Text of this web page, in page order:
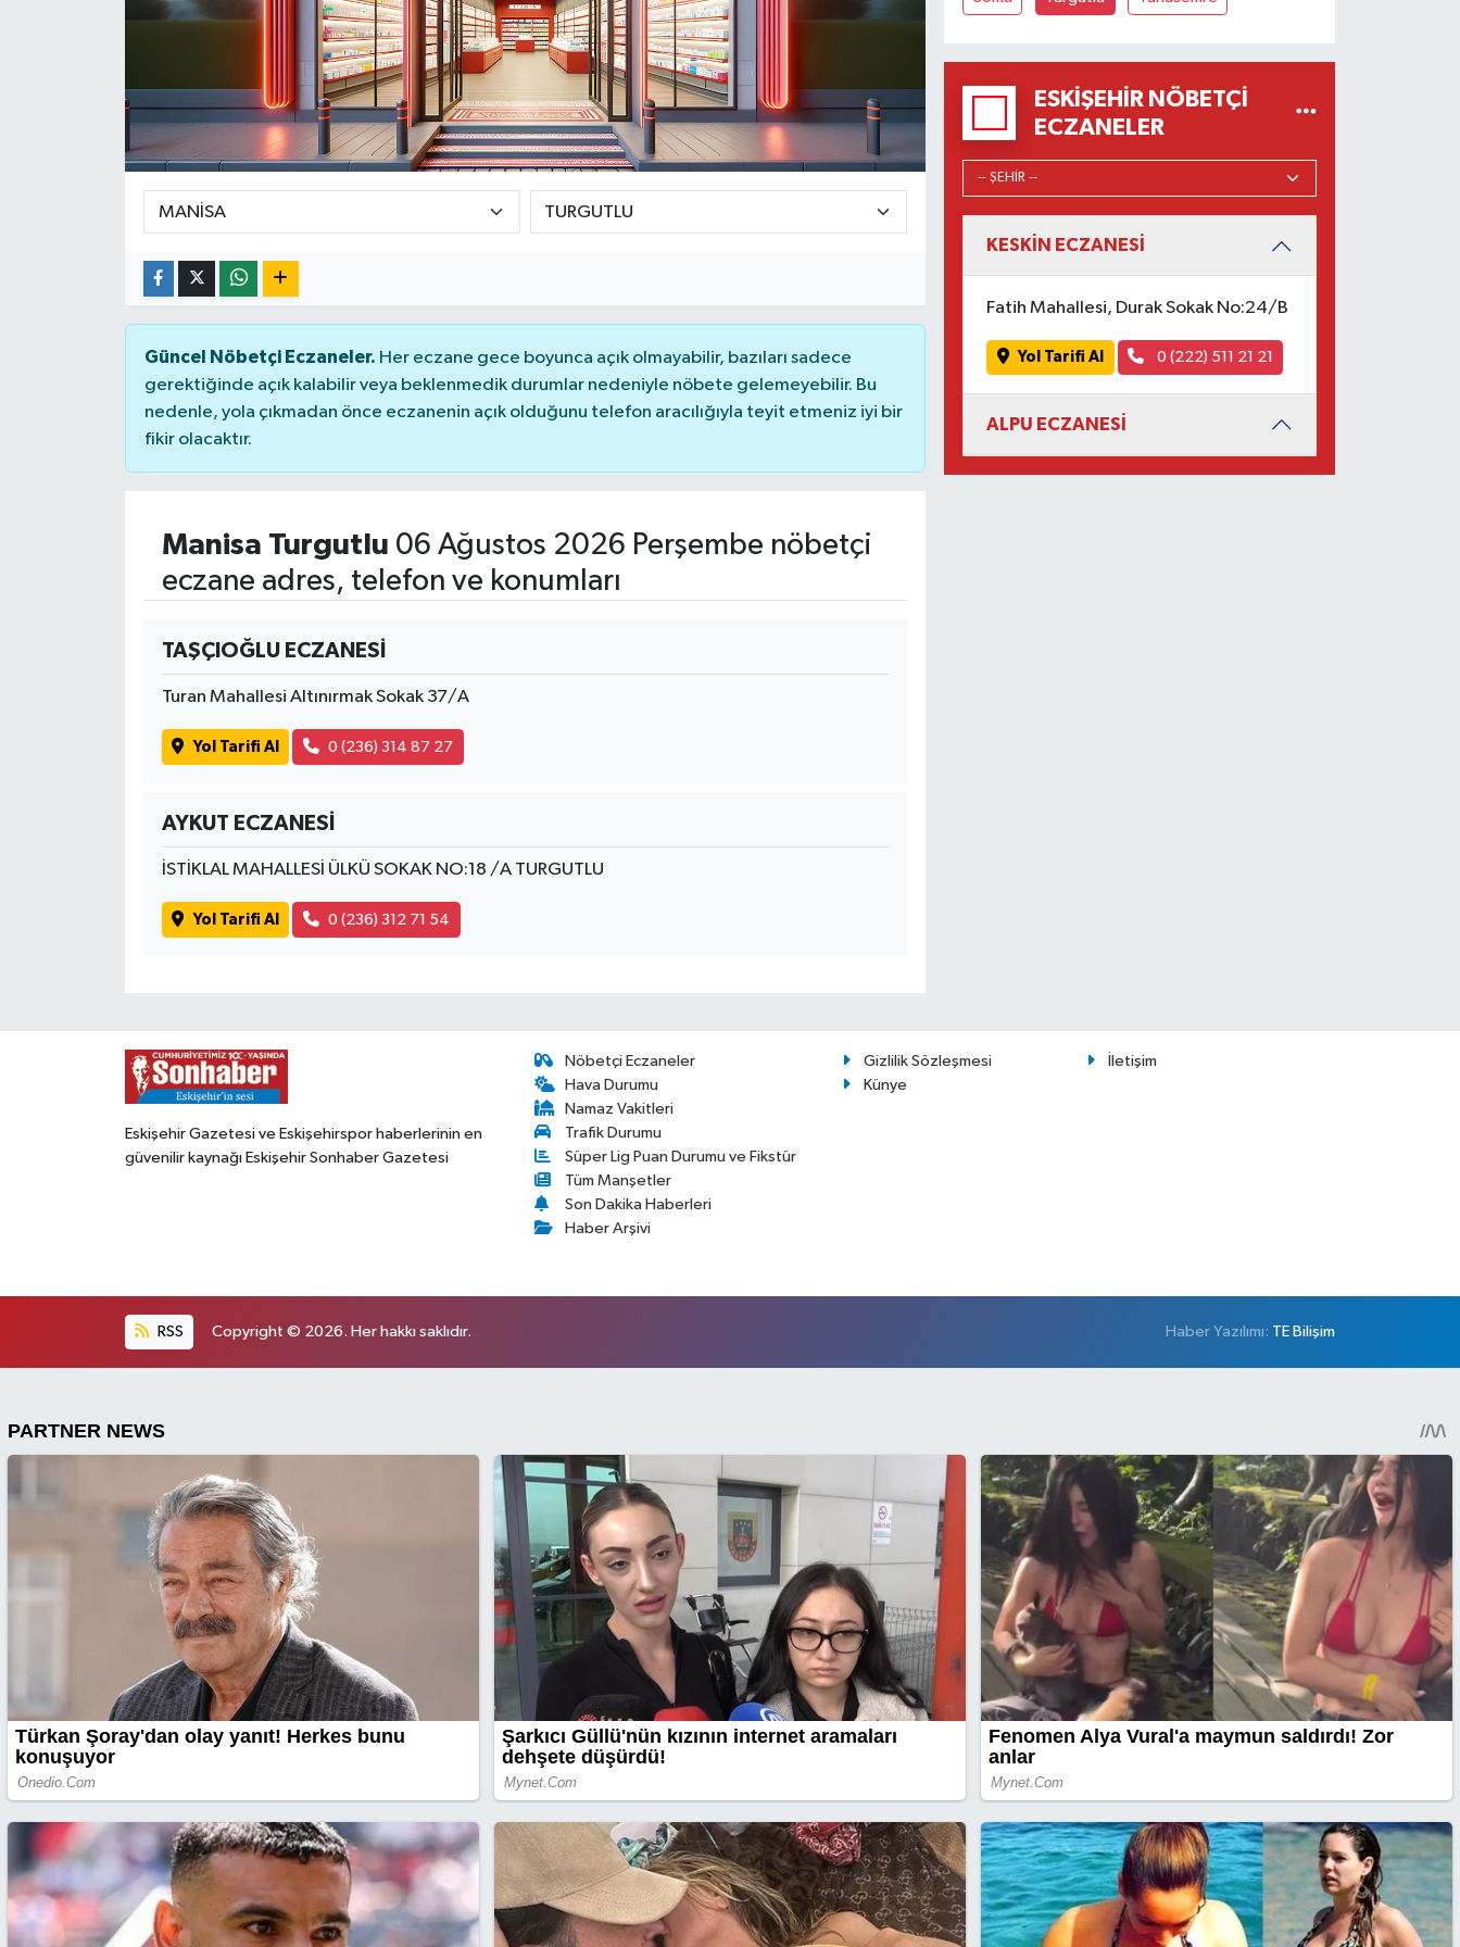
Güncel Nöbetçi Eczaneler. Her eczane gece boyunca açık olmayabilir, bazıları sadece
gerektiğinde açık kalabilir veya beklenmedik durumlar nedeniyle nöbete gelemeyebilir. Bu
nedenle, yola çıkmadan önce eczanenin açık olduğunu telefon aracılığıyla teyit etmeniz iyi bir
fikir olacaktır.
Manisa Turgutlu 06 Ağustos 2026 Perşembe nöbetçi
eczane adres, telefon ve konumları
TAŞÇIOĞLU ECZANESİ
Turan Mahallesi Altınırmak Sokak 37/A
Yol Tarifi Al 0 (236) 314 87 27
AYKUT ECZANESİ
İSTİKLAL MAHALLESİ ÜLKÜ SOKAK NO:18 /A TURGUTLU
Yol Tarifi Al 0 (236) 312 71 54
ESKIŞEHIR NÖBETÇI
ECZANELER
KESKİN ECZANESİ
Fatih Mahallesi, Durak Sokak No:24/B
Yol Tarifi Al 0 (222) 511 21 21
ALPU ECZANESİ
Eskişehir Gazetesi ve Eskişehirspor haberlerinin en
güvenilir kaynağı Eskişehir Sonhaber Gazetesi
Nöbetçi Eczaneler
Hava Durumu
Namaz Vakitleri
Trafik Durumu
Süper Lig Puan Durumu ve Fikstür
Tüm Manşetler
Son Dakika Haberleri
Haber Arşivi
Gizlilik Sözleşmesi
İletişim
Künye
RSS Copyright © 2026. Her hakkı saklıdır. Haber Yazılımı: TE Bilişim